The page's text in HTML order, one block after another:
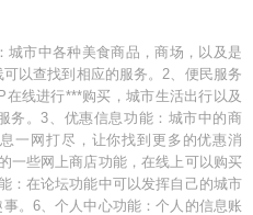
城市中各种美食商品，商场，以及是
以查找到相应的服务。2、便民服务
线进行***购买，城市生活出行以及
务。3、优惠信息功能：城市中的商
一网打尽，让你找到更多的优惠消
一些网上商店功能，在线上可以购买
：在论坛功能中可以发挥自己的城市
。6、个人中心功能：个人的信息账